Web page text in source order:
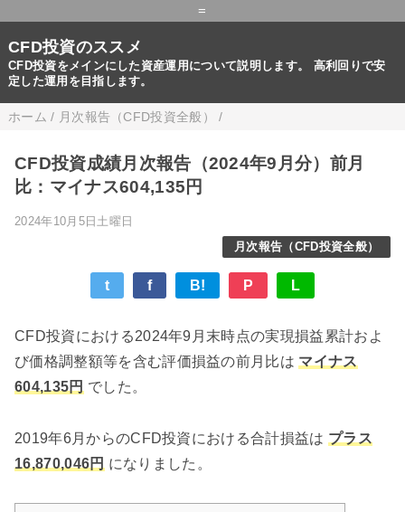
=
CFD投資のススメ
CFD投資をメインにした資産運用について説明します。 高利回りで安
定した運用を目指します。
ホーム / 月次報告（CFD投資全般） /
CFD投資成績月次報告（2024年9月分）前月
比：マイナス604,135円
2024年10月5日土曜日
月次報告（CFD投資全般）
t f B! P L
CFD投資における2024年9月末時点の実現損益累計およ
び価格調整額等を含む評価損益の前月比はマイナス
604,135円でした。
2019年6月からのCFD投資における合計損益は プラス
16,870,046円 になりました。